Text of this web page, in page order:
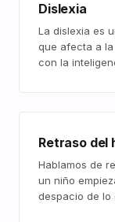
Dislexia
La dislexia es
que afecta a
con la
Retraso del
Hablamos de
un niño
despacio de